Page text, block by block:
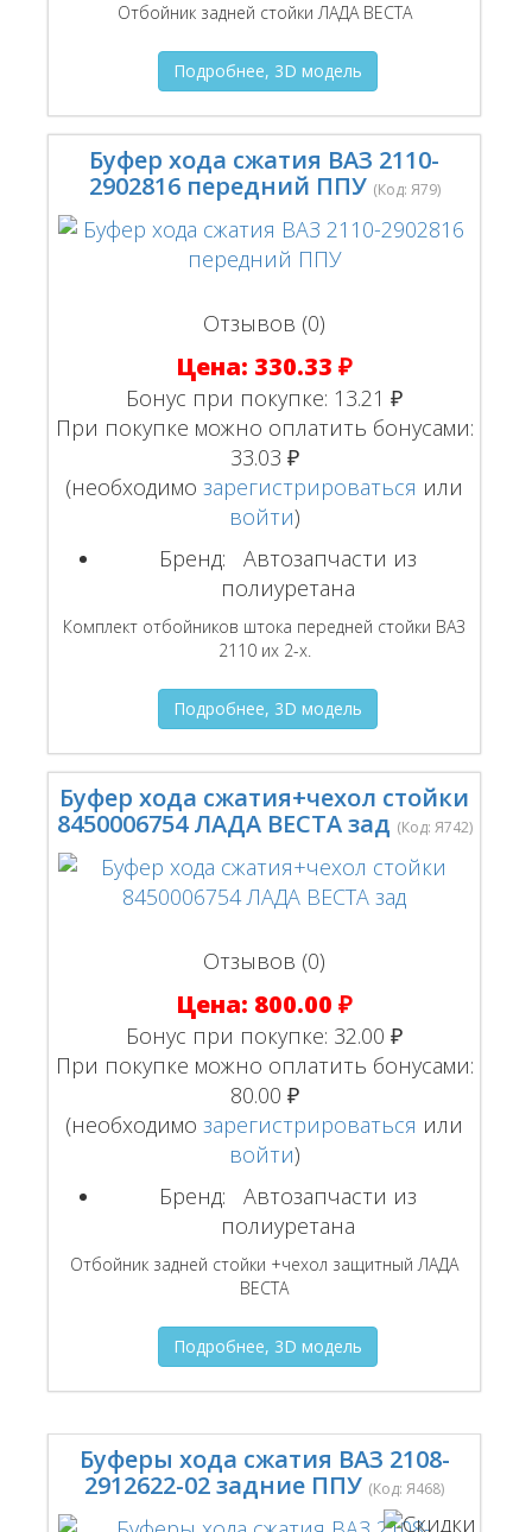
Отбойник задней стойки ЛАДА ВЕСТА
Подробнее, 3D модель
Буфер хода сжатия ВАЗ 2110-
2902816 передний ППУ (Код: Я79)
Отзывов (0)
Цена: 330.33 ₽
Бонус при покупке: 13.21 ₽
При покупке можно оплатить бонусами:
33.03 ₽
(необходимозарегистрироваться или
войти)
Бренд:
Автозапчасти из
полиуретана
Комплект отбойников штока передней стойки ВАЗ
2110 их 2-х.
Подробнее, 3D модель
Буфер хода сжатия+чехол стойки
8450006754 ЛАДА ВЕСТА зад (Код: Я742)
Отзывов (0)
Цена: 800.00 ₽
Бонус при покупке: 32.00 ₽
При покупке можно оплатить бонусами:
80.00 ₽
(необходимозарегистрироваться или
войти)
Бренд:
Автозапчасти из
полиуретана
Отбойник задней стойки +чехол защитный ЛАДА
ВЕСТА
Подробнее, 3D модель
Буферы хода сжатия ВАЗ 2108-
2912622-02 задние ППУ (Код:Я468)